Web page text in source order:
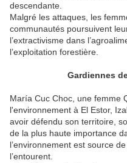
descendante.
Malgré les attaques, les
communautés poursuivent
l’extractivisme dans
l’exploitation forestière.
Gardiennes
María Cuc Choc, une femme
l'environnement à El Estor,
avoir défendu son territoire,
de la plus haute importance
l’environnement est source
l’entourent.